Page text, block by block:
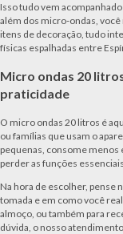
Isso tudo vem
além dos micro-ondas, você
itens de decoração, tudo
físicas espalhadas entre
Micro ondas 20
praticidade
O micro ondas 20 litros é
ou famílias que usam o
pequenas, consome menos
perder as funções
Na hora de escolher, pense
tomada e em como você
almoço, ou também para
dúvida, o nosso